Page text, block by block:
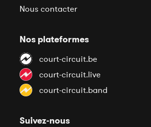
Nous contacter
Nos plateformes
court-circuit.be
court-circuit.live
court-circuit.band
Suivez-nous